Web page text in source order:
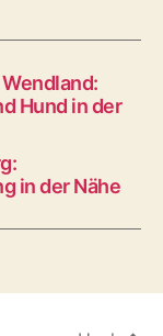
Hund in der
in der Nähe